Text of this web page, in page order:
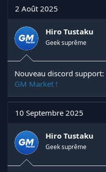
2 Août 2025
Hiro Tustaku
Geek suprême
Nouveau discord support:
GM Market !
10 Septembre 2025
Hiro Tustaku
Geek suprême